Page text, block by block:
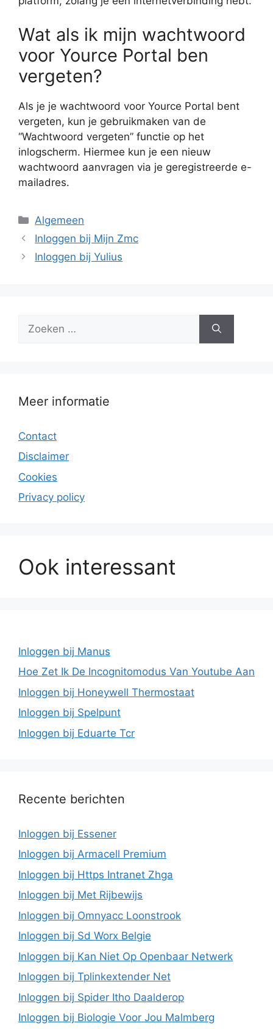
Wat als ik mijn wachtwoord
voor Yource Portal ben
vergeten?
Als je je wachtwoord voor Yource Portal bent
vergeten, kun je gebruikmaken van de
“Wachtwoord vergeten” functie op het
inlogscherm. Hiermee kun je een nieuw
wachtwoord aanvragen via je geregistreerde e-
mailadres.
Categorieën
Algemeen
Inloggen bij Mijn Zmc
Inloggen bij Yulius
naar:
Meer informatie
Contact
Disclaimer
Cookies
Privacy policy
Ook interessant
Inloggen bij Manus
Hoe Zet Ik De Incognitomodus Van Youtube Aan
Inloggen bij Honeywell Thermostaat
Inloggen bij Spelpunt
Inloggen bij Eduarte Tcr
Recente berichten
Inloggen bij Essener
Inloggen bij Armacell Premium
Inloggen bij Https Intranet Zhga
Inloggen bij Met Rijbewijs
Inloggen bij Omnyacc Loonstrook
Inloggen bij Sd Worx Belgie
Inloggen bij Kan Niet Op Openbaar Netwerk
Inloggen bij Tplinkextender Net
Inloggen bij Spider Itho Daalderop
Inloggen bij Biologie Voor Jou Malmberg